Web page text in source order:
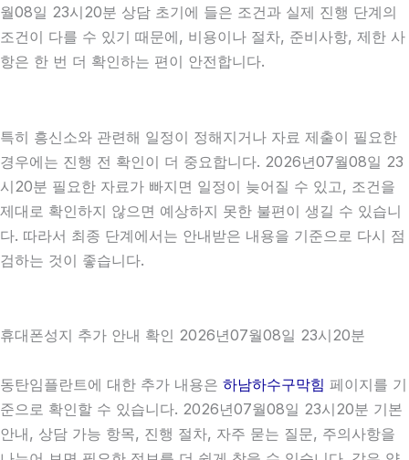
월08일 23시20분 상담 초기에 들은 조건과 실제 진행 단계의
조건이 다를 수 있기 때문에, 비용이나 절차, 준비사항, 제한 사
항은 한 번 더 확인하는 편이 안전합니다.
특히 흥신소와 관련해 일정이 정해지거나 자료 제출이 필요한
경우에는 진행 전 확인이 더 중요합니다. 2026년07월08일 23
시20분 필요한 자료가 빠지면 일정이 늦어질 수 있고, 조건을
제대로 확인하지 않으면 예상하지 못한 불편이 생길 수 있습니
다. 따라서 최종 단계에서는 안내받은 내용을 기준으로 다시 점
검하는 것이 좋습니다.
휴대폰성지 추가 안내 확인 2026년07월08일 23시20분
동탄임플란트에 대한 추가 내용은 하남하수구막힘 페이지를 기
준으로 확인할 수 있습니다. 2026년07월08일 23시20분 기본
안내, 상담 가능 항목, 진행 절차, 자주 묻는 질문, 주의사항을